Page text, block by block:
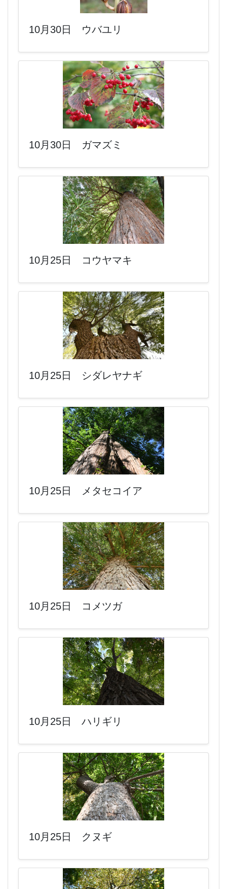
10月30日 ウバユリ
10月30日 ガマズミ
10月25日 コウヤマキ
10月25日 シダレヤナギ
10月25日 メタセコイア
10月25日 コメツガ
10月25日 ハリギリ
10月25日 クヌギ